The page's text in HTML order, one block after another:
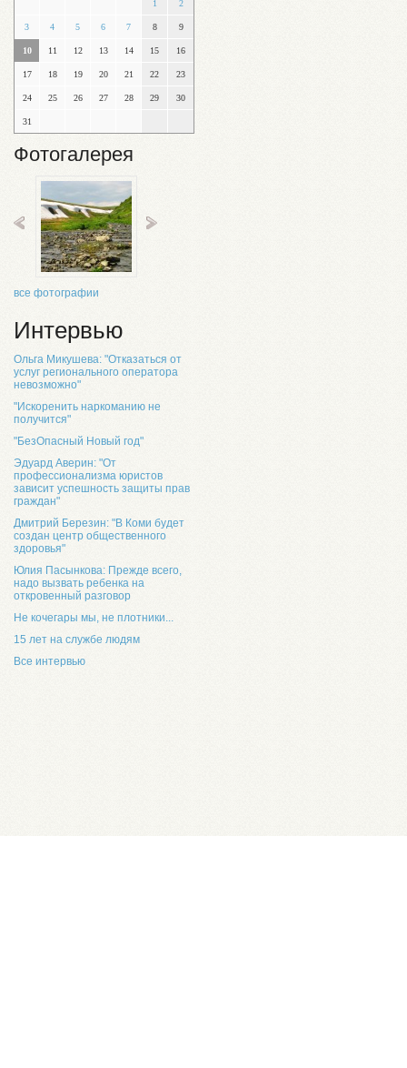
1 2
3 4 5 6 7 8 9
10 11 12 13 14 15 16
17 18 19 20 21 22 23
24 25 26 27 28 29 30
31
Фотогалерея
все фотографии
Интервью
Ольга Микушева: "Отказаться от
услуг регионального оператора
невозможно"
"Искоренить наркоманию не
получится"
"БезОпасный Новый год"
Эдуард Аверин: "От
профессионализма юристов
зависит успешность защиты прав
граждан"
Дмитрий Березин: "В Коми будет
создан центр общественного
здоровья"
Юлия Пасынкова: Прежде всего,
надо вызвать ребенка на
откровенный разговор
Не кочегары мы, не плотники...
15 лет на службе людям
Все интервью